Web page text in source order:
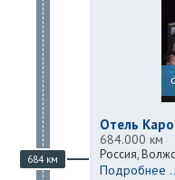
684 км
Отель Каро
684.000 км
Россия,
Подробнее